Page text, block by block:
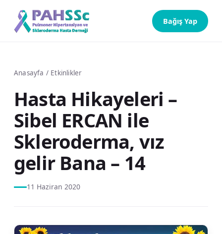
Bağış Yap
Anasayfa / Etkinlikler
Hasta Hikayeleri –
Sibel ERCAN ile
Skleroderma, vız
gelir Bana – 14
11 Haziran 2020